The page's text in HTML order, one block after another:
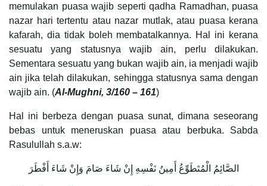
memulakan puasa wajib seperti qadha Ramadhan, puasa
nazar hari tertentu atau nazar mutlak, atau puasa kerana
kafarah, dia tidak boleh membatalkannya. Hal ini kerana
sesuatu yang statusnya wajib ain, perlu dilakukan.
Sementara sesuatu yang bukan wajib ain, ia menjadi wajib
ain jika telah dilakukan, sehingga statusnya sama dengan
wajib ain. (Al-Mughni, 3/160 – 161)
Hal ini berbeza dengan puasa sunat, dimana seseorang
bebas untuk meneruskan puasa atau berbuka. Sabda
Rasulullah s.a.w:
الصَّائِمُ الْمُتَطَوِّعُ أَمِينُ نَفْسِهِ إِنْ شَاءَ صَامَ وَإِنْ شَاءَ أَفْطَرَ